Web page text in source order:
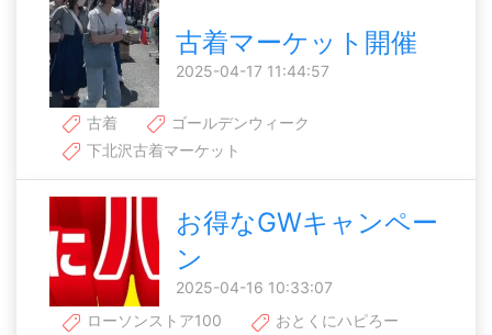
古着マーケット開催
2025-04-17 11:44:57
古着
ゴールデンウィーク
下北沢古着マーケット
お得なGWキャンペー
ン
2025-04-16 10:33:07
ローソンストア100
おとくにハピろー